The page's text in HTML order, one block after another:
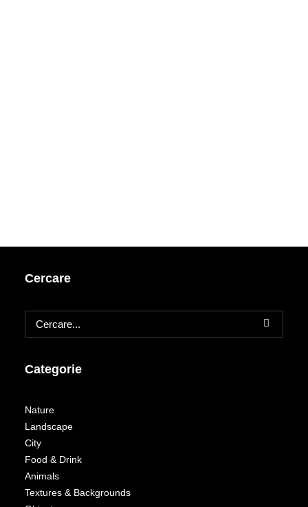
Cercare
Categorie
Nature
Landscape
City
Food & Drink
Animals
Textures & Backgrounds